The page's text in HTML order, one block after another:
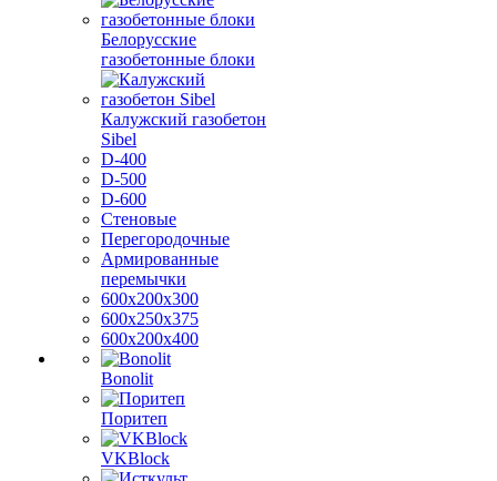
Белорусские
газобетонные блоки
Калужский газобетон
Sibel
D-400
D-500
D-600
Стеновые
Перегородочные
Армированные
перемычки
600х200х300
600х250х375
600х200х400
Bonolit
Поритеп
VKBlock